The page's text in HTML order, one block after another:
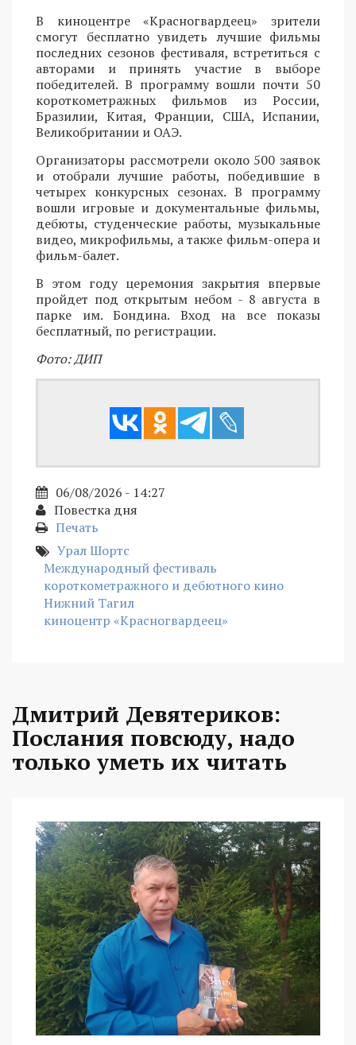
В киноцентре «Красногвардеец» зрители
смогут бесплатно увидеть лучшие фильмы
последних сезонов фестиваля, встретиться с
авторами и принять участие в выборе
победителей. В программу вошли почти 50
короткометражных фильмов из России,
Бразилии, Китая, Франции, США, Испании,
Великобритании и ОАЭ.
Организаторы рассмотрели около 500 заявок
и отобрали лучшие работы, победившие в
четырех конкурсных сезонах. В программу
вошли игровые и документальные фильмы,
дебюты, студенческие работы, музыкальные
видео, микрофильмы, а также фильм-опера и
фильм-балет.
В этом году церемония закрытия впервые
пройдет под открытым небом - 8 августа в
парке им. Бондина. Вход на все показы
бесплатный, по регистрации.
Фото: ДИП
06/08/2026 - 14:27
Повестка дня
Печать
Урал Шортс
Международный фестиваль
короткометражного и дебютного кино
Нижний Тагил
киноцентр «Красногвардеец»
Дмитрий Девятериков:
Послания повсюду, надо
только уметь их читать